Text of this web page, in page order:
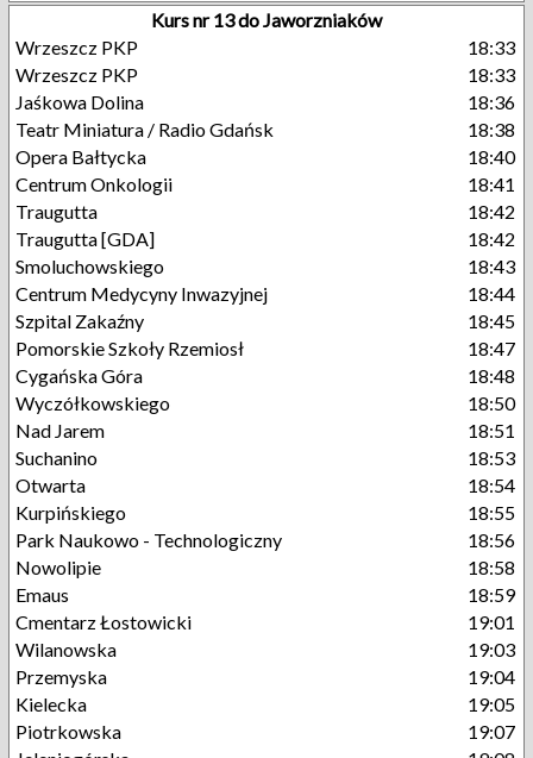
Kurs nr 13 do Jaworzniaków
Wrzeszcz PKP
18:33
Wrzeszcz PKP
18:33
Jaśkowa Dolina
18:36
Teatr Miniatura / Radio Gdańsk
18:38
Opera Bałtycka
18:40
Centrum Onkologii
18:41
Traugutta
18:42
Traugutta [GDA]
18:42
Smoluchowskiego
18:43
Centrum Medycyny Inwazyjnej
18:44
Szpital Zakaźny
18:45
Pomorskie Szkoły Rzemiosł
18:47
Cygańska Góra
18:48
Wyczółkowskiego
18:50
Nad Jarem
18:51
Suchanino
18:53
Otwarta
18:54
Kurpińskiego
18:55
Park Naukowo - Technologiczny
18:56
Nowolipie
18:58
Emaus
18:59
Cmentarz Łostowicki
19:01
Wilanowska
19:03
Przemyska
19:04
Kielecka
19:05
Piotrkowska
19:07